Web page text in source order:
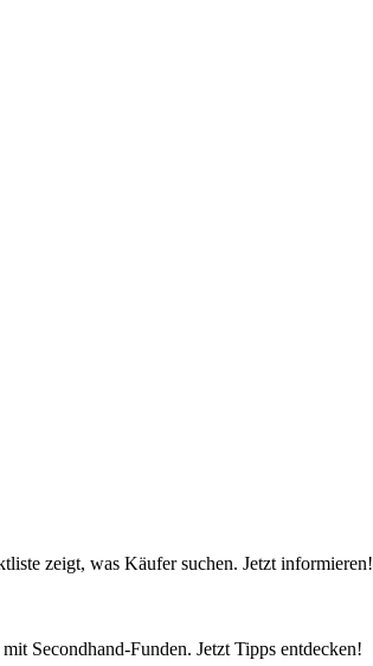
zeigt, was Käufer suchen. Jetzt informieren!
Secondhand-Funden. Jetzt Tipps entdecken!